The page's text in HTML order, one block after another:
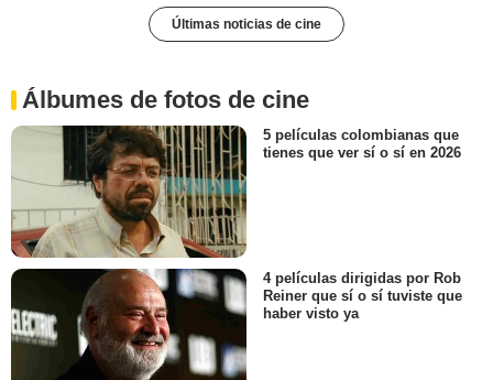
Últimas noticias de cine
Álbumes de fotos de cine
5 películas colombianas que
tienes que ver sí o sí en 2026
4 películas dirigidas por Rob
Reiner que sí o sí tuviste que
haber visto ya